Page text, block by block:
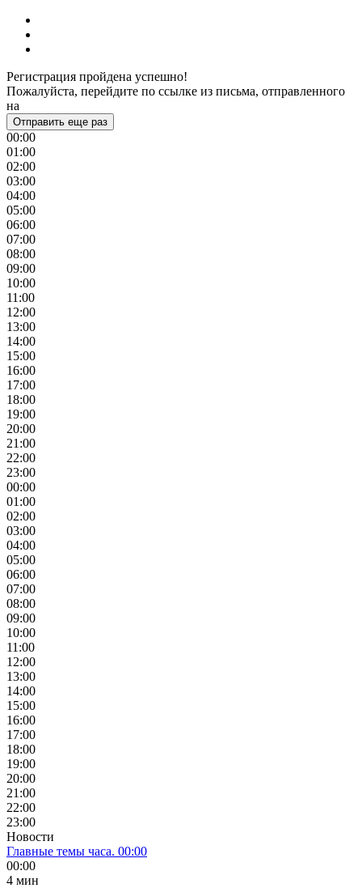
Регистрация пройдена успешно!
Пожалуйста, перейдите по ссылке из письма, отправленного
на
Отправить еще раз
00:00
01:00
02:00
03:00
04:00
05:00
06:00
07:00
08:00
09:00
10:00
11:00
12:00
13:00
14:00
15:00
16:00
17:00
18:00
19:00
20:00
21:00
22:00
23:00
00:00
01:00
02:00
03:00
04:00
05:00
06:00
07:00
08:00
09:00
10:00
11:00
12:00
13:00
14:00
15:00
16:00
17:00
18:00
19:00
20:00
21:00
22:00
23:00
Новости
Главные темы часа. 00:00
00:00
4 мин